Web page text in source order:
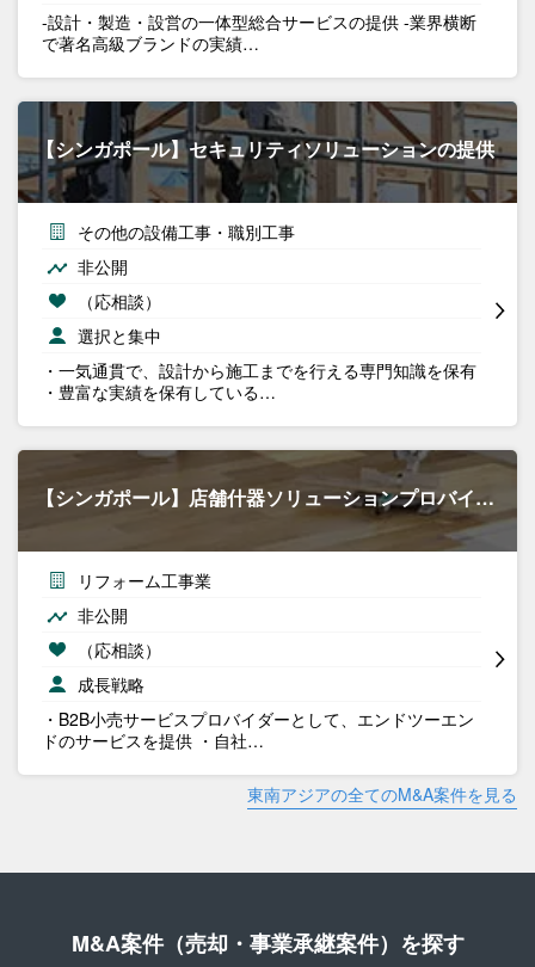
-設計・製造・設営の一体型総合サービスの提供 -業界横断
で著名高級ブランドの実績…
【シンガポール】セキュリティソリューションの提供
その他の設備工事・職別工事
非公開
（応相談）
選択と集中
・一気通貫で、設計から施工までを行える専門知識を保有
・豊富な実績を保有している…
【シンガポール】店舗什器ソリューションプロバイ…
リフォーム工事業
非公開
（応相談）
成長戦略
・B2B小売サービスプロバイダーとして、エンドツーエン
ドのサービスを提供 ・自社…
東南アジアの全てのM&A案件を見る
M&A案件（売却・事業承継案件）を探す